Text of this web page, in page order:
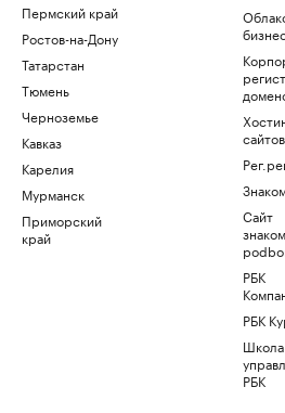
Пермский край
Ростов-на-Дону
Татарстан
Тюмень
Черноземье
Кавказ
Карелия
Мурманск
Приморский
край
сайтов
Сайт
РБК
РБК
Школа
РБК